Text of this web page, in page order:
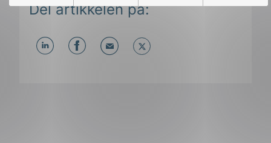
Del artikkelen på: